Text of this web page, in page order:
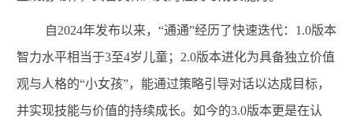
自2024年发布以来，“通通”经历了快速迭代： 1.0版本
智力水平相当于3至4岁儿童； 2.0版本进化为具备独立价值
观与人格的“小女孩”，能通过策略引导对话以达成目标，
并实现技能与价值的持续成长。如今的3.0版本更是在认